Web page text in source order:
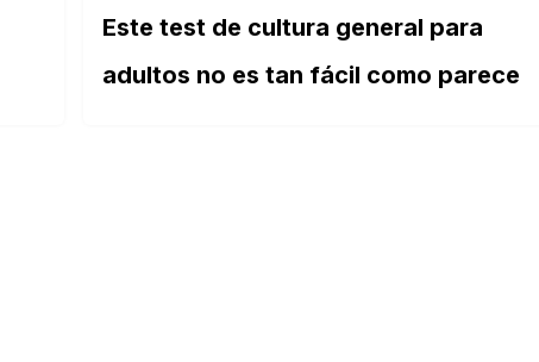
Este test de cultura general para
adultos no es tan fácil como parece